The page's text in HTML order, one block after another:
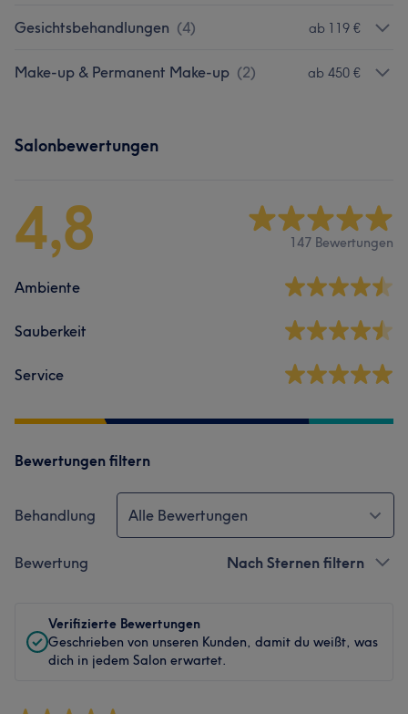
Gesichtsbehandlungen (4) ab 119 €
Make-up & Permanent Make-up (2) ab 450 €
Salonbewertungen
4,8 147 Bewertungen
Ambiente
Sauberkeit
Service
Bewertungen filtern
Behandlung Alle Bewertungen
Bewertung Nach Sternen filtern
Verifizierte Bewertungen
Geschrieben von unseren Kunden, damit du weißt, was
dich in jedem Salon erwartet.